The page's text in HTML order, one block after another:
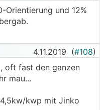
Orientierung und 12%
4.11.2019 (#108)
oft fast den ganzen
mau...
kwp mit Jinko